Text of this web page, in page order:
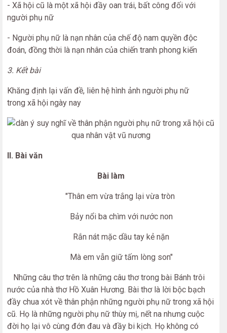
- Xã hội cũ là một xã hội đầy oan trái, bất công đối với
người phụ nữ
- Người phụ nữ là nạn nhân của chế độ nam quyền độc
đoán, đồng thời là nạn nhân của chiến tranh phong kiến
3. Kết bài
Khăng định lại vấn đề, liên hệ hình ảnh người phụ nữ
trong xã hội ngày nay
II. Bài văn
Bài làm
"Thân em vừa trắng lại vừa tròn
Bảy nổi ba chìm với nước non
Rắn nát mặc dầu tay kẻ nặn
Mà em vẫn giữ tấm lòng son"
Những câu thơ trên là những câu thơ trong bài Bánh trôi
nước của nhà thơ Hồ Xuân Hương. Bài thơ là lời bộc bạch
đầy chua xót về thân phận những người phụ nữ trong xã hội
cũ. Họ là những người phụ nữ thùy mị, nết na nhưng cuộc
đời họ lại vô cùng đớn đau và đầy bi kịch. Họ không có